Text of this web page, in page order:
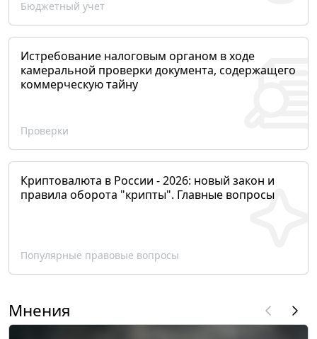
Бюджетный учет
Истребование налоговым органом в ходе
камеральной проверки документа, содержащего
коммерческую тайну
Проверки
Криптовалюта в России - 2026: новый закон и
правила оборота "крипты". Главные вопросы
Популярные правовые вопросы
Мнения